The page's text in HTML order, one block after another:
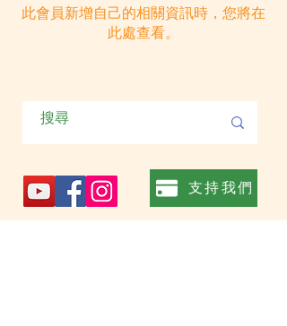
此會員新增自己的相關資訊時，您將在
此處查看。
支持我們